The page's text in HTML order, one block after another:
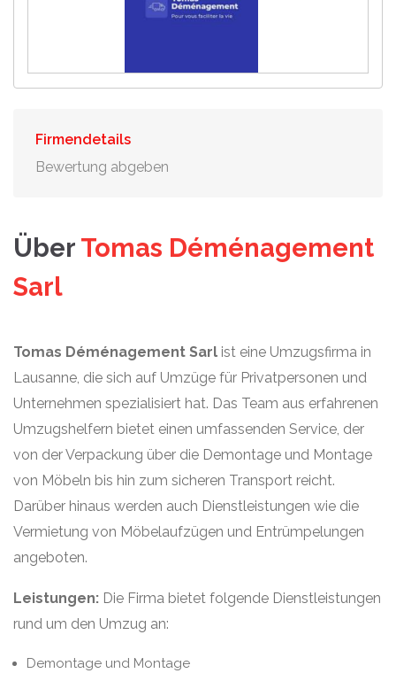
Firmendetails
Bewertung abgeben
Über Tomas Déménagement
Sarl
Tomas Déménagement Sarl ist eine Umzugsfirma in
Lausanne, die sich auf Umzüge für Privatpersonen und
Unternehmen spezialisiert hat. Das Team aus erfahrenen
Umzugshelfern bietet einen umfassenden Service, der
von der Verpackung über die Demontage und Montage
von Möbeln bis hin zum sicheren Transport reicht.
Darüber hinaus werden auch Dienstleistungen wie die
Vermietung von Möbelaufzügen und Entrümpelungen
angeboten.
Leistungen: Die Firma bietet folgende Dienstleistungen
rund um den Umzug an:
Demontage und Montage